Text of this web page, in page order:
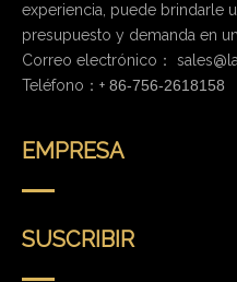
experiencia, puede brindarle
presupuesto y demanda en
Correo electrónico：
Teléfono：+ 86-756-2618158
EMPRESA
SUSCRIBIR